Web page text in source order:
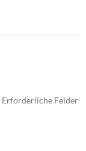
Erforderliche Felder